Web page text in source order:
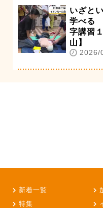
いざと
学べる
字講習
山】
2026/
新着一覧
特集